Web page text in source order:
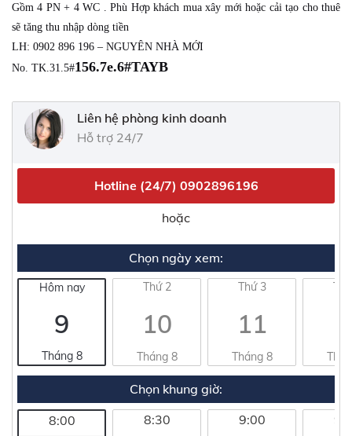
Gồm 4 PN + 4 WC . Phù Hợp khách mua xây mới hoặc cải tạo cho thuê
sẽ tăng thu nhập dòng tiền
LH: 0902 896 196 – NGUYÊN NHÀ MỚI
No. TK.31.5#156.7e.6#TAYB
Liên hệ phòng kinh doanh
Hỗ trợ 24/7
Hotline (24/7) 0902896196
hoặc
Chọn ngày xem:
Hôm nay
9
Tháng 8
Thứ 2
10
Tháng 8
Thứ 3
11
Tháng 8
Chọn khung giờ:
8:00
8:30 9:00